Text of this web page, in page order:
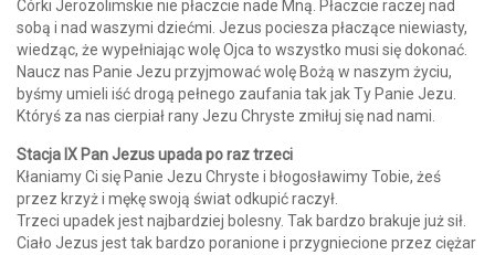
Córki Jerozolimskie nie płaczcie nade Mną. Płaczcie raczej nad
sobą i nad waszymi dziećmi. Jezus pociesza płaczące niewiasty,
wiedząc, że wypełniając wolę Ojca to wszystko musi się dokonać.
Naucz nas Panie Jezu przyjmować wolę Bożą w naszym życiu,
byśmy umieli iść drogą pełnego zaufania tak jak Ty Panie Jezu.
Któryś za nas cierpiał rany Jezu Chryste zmiłuj się nad nami.
Stacja IX Pan Jezus upada po raz trzeci
Kłaniamy Ci się Panie Jezu Chryste i błogosławimy Tobie, żeś
przez krzyż i mękę swoją świat odkupić raczył.
Trzeci upadek jest najbardziej bolesny. Tak bardzo brakuje już sił.
Ciało Jezus jest tak bardzo poranione i przygniecione przez ciężar